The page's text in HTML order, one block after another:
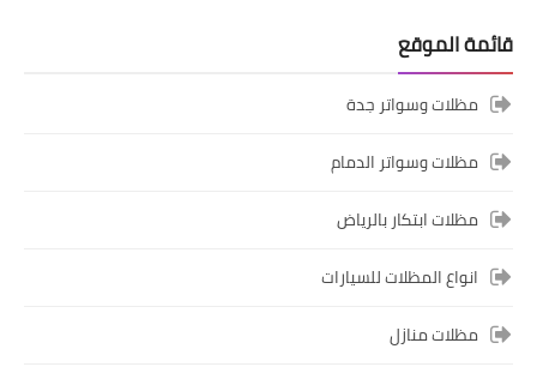
قائمة الموقع
مظلات وسواتر جدة
مظلات وسواتر الدمام
مظلات ابتكار بالرياض
انواع المظلات للسيارات
مظلات منازل